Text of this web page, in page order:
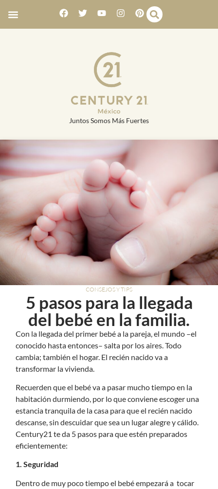
Juntos Somos Más Fuertes
CONSEJOS Y TIPS
5 pasos para la llegada
del bebé en la familia.
Con la llegada del primer bebé a la pareja, el mundo –el
conocido hasta entonces– salta por los aires. Todo
cambia; también el hogar. El recién nacido va a
transformar la vivienda.
Recuerden que el bebé va a pasar mucho tiempo en la
habitación durmiendo, por lo que conviene escoger una
estancia tranquila de la casa para que el recién nacido
descanse, sin descuidar que sea un lugar alegre y cálido.
Century21 te da 5 pasos para que estén preparados
eficientemente:
1. Seguridad
Dentro de muy poco tiempo el bebé empezará a tocar